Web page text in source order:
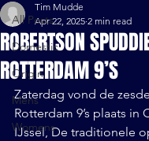
All Posts
Domestic
Origin
Mens
Womens
ROBERTSON
ROTTERDAM 9’S
Tim Mudde
Apr 22, 2025 2 min read
Zaterdag vond de
Rotterdam 9’s plaats in
IJssel, De traditionele